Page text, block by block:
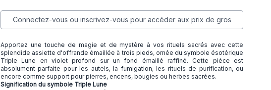
Connectez-vous ou inscrivez-vous pour accéder aux prix de gros
Apportez une touche de magie et de mystère à vos rituels sacrés avec cette
splendide assiette d'offrande émaillée à trois pieds, ornée du symbole ésotérique
Triple Lune en violet profond sur un fond émaillé raffiné. Cette pièce est
absolument parfaite pour les autels, la fumigation, les rituels de purification, ou
encore comme support pour pierres, encens, bougies ou herbes sacrées.
Signification du symbole Triple Lune